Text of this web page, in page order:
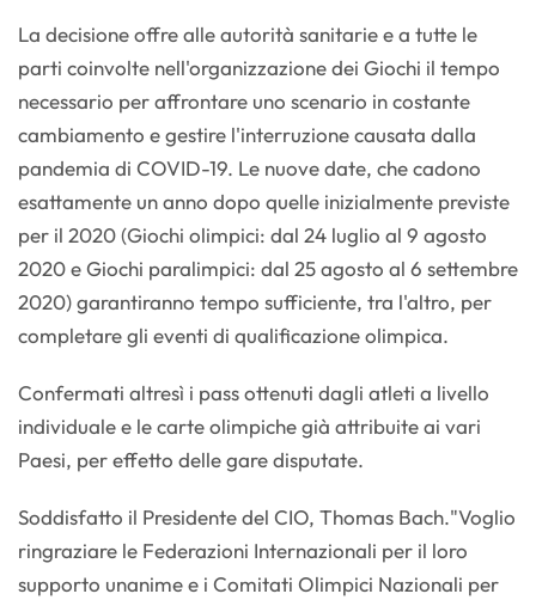
La decisione offre alle autorità sanitarie e a tutte le
parti coinvolte nell'organizzazione dei Giochi il tempo
necessario per affrontare uno scenario in costante
cambiamento e gestire l'interruzione causata dalla
pandemia di COVID-19. Le nuove date, che cadono
esattamente un anno dopo quelle inizialmente previste
per il 2020 (Giochi olimpici: dal 24 luglio al 9 agosto
2020 e Giochi paralimpici: dal 25 agosto al 6 settembre
2020) garantiranno tempo sufficiente, tra l'altro, per
completare gli eventi di qualificazione olimpica.
Confermati altresì i pass ottenuti dagli atleti a livello
individuale e le carte olimpiche già attribuite ai vari
Paesi, per effetto delle gare disputate.
Soddisfatto il Presidente del CIO, Thomas Bach."Voglio
ringraziare le Federazioni Internazionali per il loro
supporto unanime e i Comitati Olimpici Nazionali per